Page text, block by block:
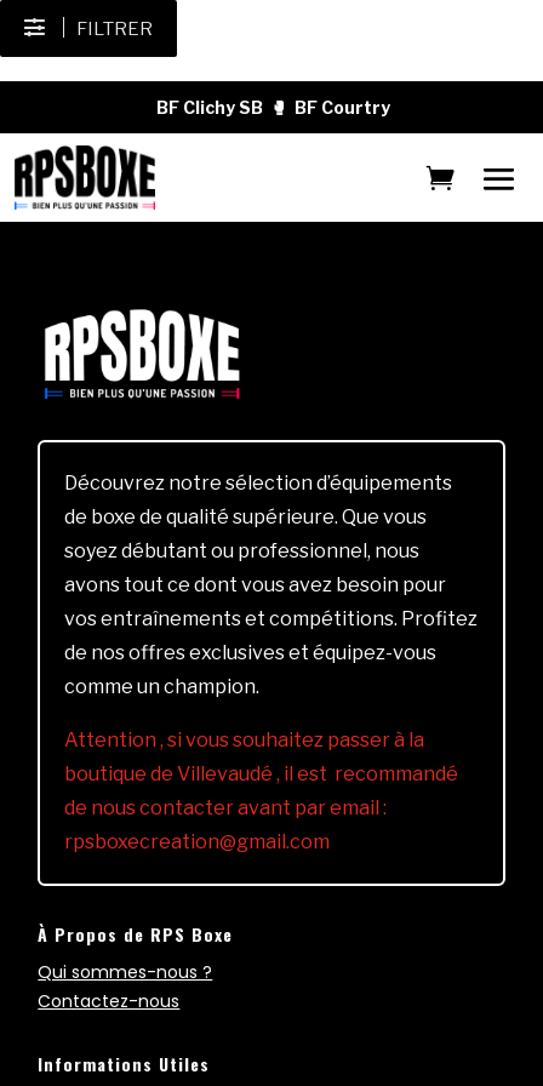
FILTRER
BF Clichy SB 🥊 BF Courtry
Découvrez notre sélection d’équipements
de boxe de qualité supérieure. Que vous
soyez débutant ou professionnel, nous
avons tout ce dont vous avez besoin pour
vos entraînements et compétitions. Profitez
de nos offres exclusives et équipez-vous
comme un champion.
Attention , si vous souhaitez passer à la
boutique de Villevaudé , il est recommandé
de nous contacter avant par email :
rpsboxecreation@gmail.com
À Propos de RPS Boxe
Qui sommes-nous ?
Contactez-nous
Informations Utiles